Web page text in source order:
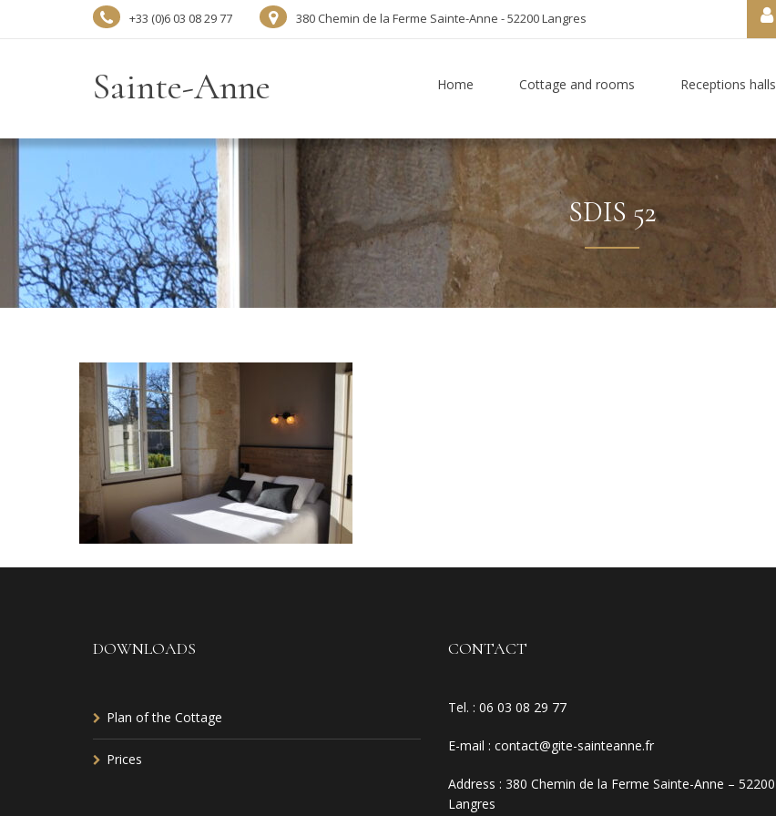
+33 (0)6 03 08 29 77 380 Chemin de la Ferme Sainte-Anne - 52200 Langres
Sainte-Anne Home Cottage and rooms Receptions halls
SDIS 52
DOWNLOADS
Plan of the Cottage
Prices
CONTACT
Tel. : 06 03 08 29 77
E-mail : contact@gite-sainteanne.fr
Address : 380 Chemin de la Ferme Sainte-Anne – 52200
Langres